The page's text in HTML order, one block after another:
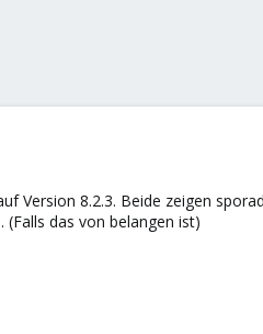
Version 8.2.3. Beide zeigen
das von belangen ist)